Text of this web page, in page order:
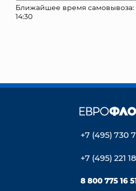
Ближайшее время самовывоза:
14:30
+7 (495) 730
+7 (495) 221
8 800 775 16